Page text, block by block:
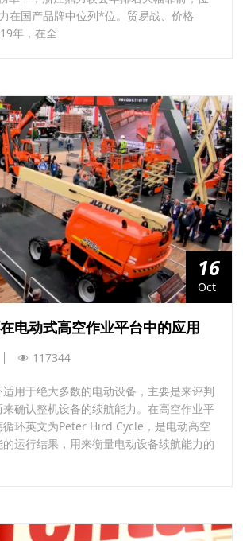
在国产品牌中位列*位。贸易战、价格
年，在全
16
Oct
电动式高空作业平台中的应用
117344
用于绝大多数的电动设备，主要是来评判
确认整机设备的续航能力。在高空作业平
循环英文为Peter Hird Cycle，是电动高空
运行结果，用来衡量电动设备续航能力的